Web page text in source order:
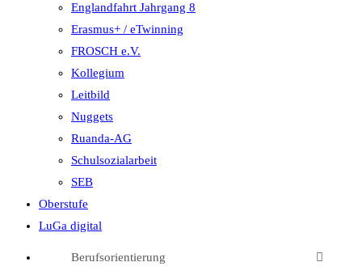
Englandfahrt Jahrgang 8
Erasmus+ / eTwinning
FROSCH e.V.
Kollegium
Leitbild
Nuggets
Ruanda-AG
Schulsozialarbeit
SEB
Oberstufe
LuGa digital
Berufsorientierung